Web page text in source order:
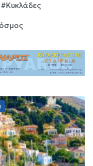
#Κυκλάδες